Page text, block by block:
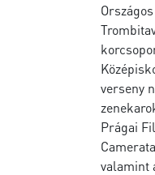
verseny
Prágai
valamint